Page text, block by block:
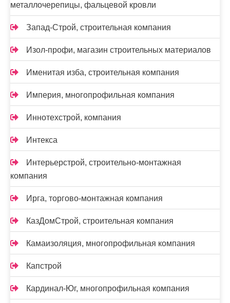
металлочерепицы, фальцевой кровли
Запад-Строй, строительная компания
Изол-профи, магазин строительных материалов
Именитая изба, строительная компания
Империя, многопрофильная компания
Иннотехстрой, компания
Интекса
Интерьерстрой, строительно-монтажная
компания
Ирга, торгово-монтажная компания
КазДомСтрой, строительная компания
Камаизоляция, многопрофильная компания
Капстрой
Кардинал-Юг, многопрофильная компания